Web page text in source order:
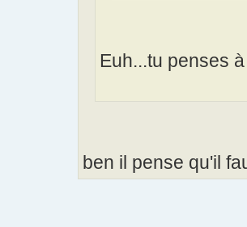
Euh...tu penses
ben il pense qu'il